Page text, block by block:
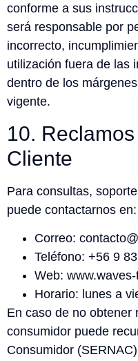
conforme a sus
será responsable por
incorrecto,
utilización fuera de las
dentro de los
vigente.
10.
Cliente
Para consultas,
puede contactarnos en:
Correo:
Teléfono: +56 9
Web: www.waves-
Horario: lunes a
En caso de no obtener
consumidor puede
Consumidor